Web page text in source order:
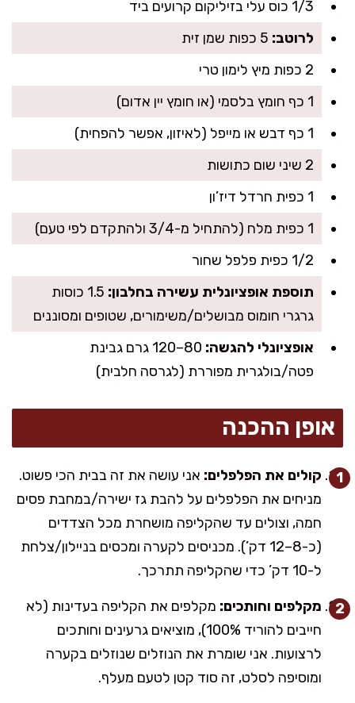
1/3 כוס עלי בזיליקום קרועים ביד
לרוטב:
2 כפות מיץ לימון טרי
1 כף חומץ בלסמי (או חומץ יין אדום)
1 כף דבש או מייפל (לאיזון, אפשר להפחית)
2 שיני שום כתושות
1 כפית חרדל דיז’ון
1 כפית מלח (להתחיל מ-3/4 ולהתקדם לפי טעם)
1/2 כפית פלפל שחור
תוספת אופציונלית עשירה בחלבון:
1.5 כוסות
גרגרי חומוס מבושלים/משימורים, שטופים ומסוננים
אופציונלי להגשה:
80–120 גרם גבינת
פטה/בולגרית מפוררת (לגרסה חלבית)
אופן ההכנה
קולים את הפלפלים: אני עושה את זה בבית הכי פשוט.
מניחים את הפלפלים על להבת גז ישירה/במחבת פסים
חמה, וצולים עד שהקליפה מושחרת מכל הצדדים
(כ-8–12 דק’). מכניסים לקערה ומכסים בניילון/צלחת
ל-10 דק’ כדי שהקליפה תתרכך.
מקלפים וחותכים: מקלפים את הקליפה בעדינות (לא
חייבים להוריד 100%), מוציאים גרעינים וחותכים
לרצועות. אני שומרת את הנוזלים שנוזלים בקערה
ומוסיפה לסלט, זה סוד קטן לטעם מעלף.